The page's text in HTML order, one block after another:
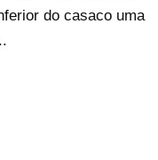
do casaco uma